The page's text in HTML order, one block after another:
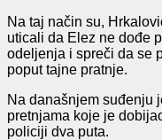
Na taj način su,
uticali da Elez ne dođe
odeljenja i spreči da se
poput tajne pratnje.
Na današnjem suđenju
pretnjama koje je
policiji dva puta.